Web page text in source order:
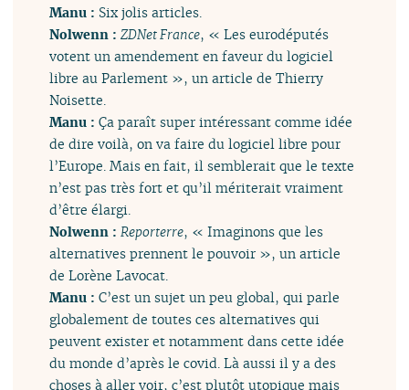
Manu : Six jolis articles.
Nolwenn :ZDNet France, « Les eurodéputés
votent un amendement en faveur du logiciel
libre au Parlement », un article de Thierry
Noisette.
Manu :Ça paraît super intéressant comme idée
de dire voilà, on va faire du logiciel libre pour
l’Europe. Mais en fait, il semblerait que le texte
n’est pas très fort et qu’il mériterait vraiment
d’être élargi.
Nolwenn : Reporterre, « Imaginons que les
alternatives prennent le pouvoir », un article
de Lorène Lavocat.
Manu :C’est un sujet un peu global, qui parle
globalement de toutes ces alternatives qui
peuvent exister et notamment dans cette idée
du monde d’après le covid. Là aussi il y a des
choses à aller voir, c’est plutôt utopique mais